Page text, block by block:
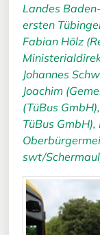
Landes
ersten
Fabian Hölz
Johannes
Joachim
(TüBus
TüBus
swt/